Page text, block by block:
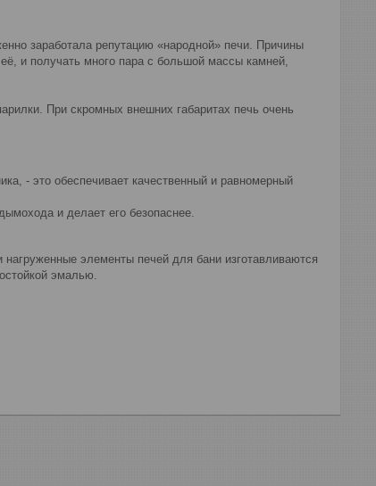
заработала репутацию «народной» печи. Причины
и получать много пара с большой массы камней,
При скромных внешних габаритах печь очень
- это обеспечивает качественный и равномерный
и делает его безопаснее.
элементы печей для бани изготавливаются
эмалью.